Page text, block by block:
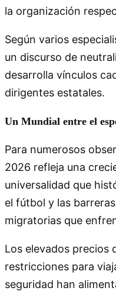
la organización
Según varios
un discurso de
desarrolla vínculos
dirigentes estatales.
Un Mundial entre el
Para numerosos
2026 refleja una
universalidad que
el fútbol y las
migratorias que
Los elevados precios
restricciones para
seguridad han